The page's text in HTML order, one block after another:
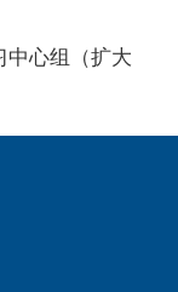
中心组（扩大